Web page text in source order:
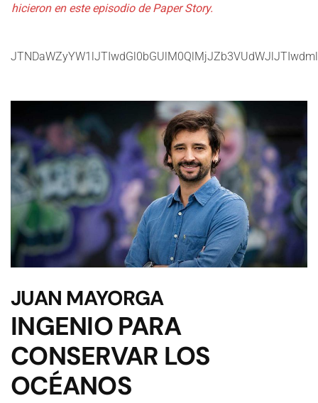
hicieron en este episodio de Paper Story.
JUAN MAYORGA
INGENIO PARA
CONSERVAR LOS
OCÉANOS